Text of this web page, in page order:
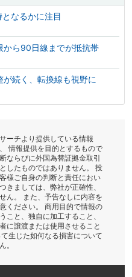
なるかに注目
から90日線までが抵抗帯
が続く、転換線も視野に
ーチより提供している情報
情報提供を目的とするもので
ならびに外国為替証拠金取引
したものではありません。 投
様ご自身の判断と責任におい
きましては、弊社が正確性、
ん。 また、予告なしに内容を
ください。 商用目的で情報の
こと、独自に加工すること、
に譲渡または使用させること
生じた如何なる損害について
。